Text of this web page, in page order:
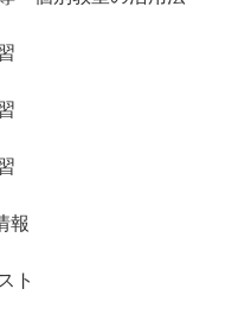
報
ト